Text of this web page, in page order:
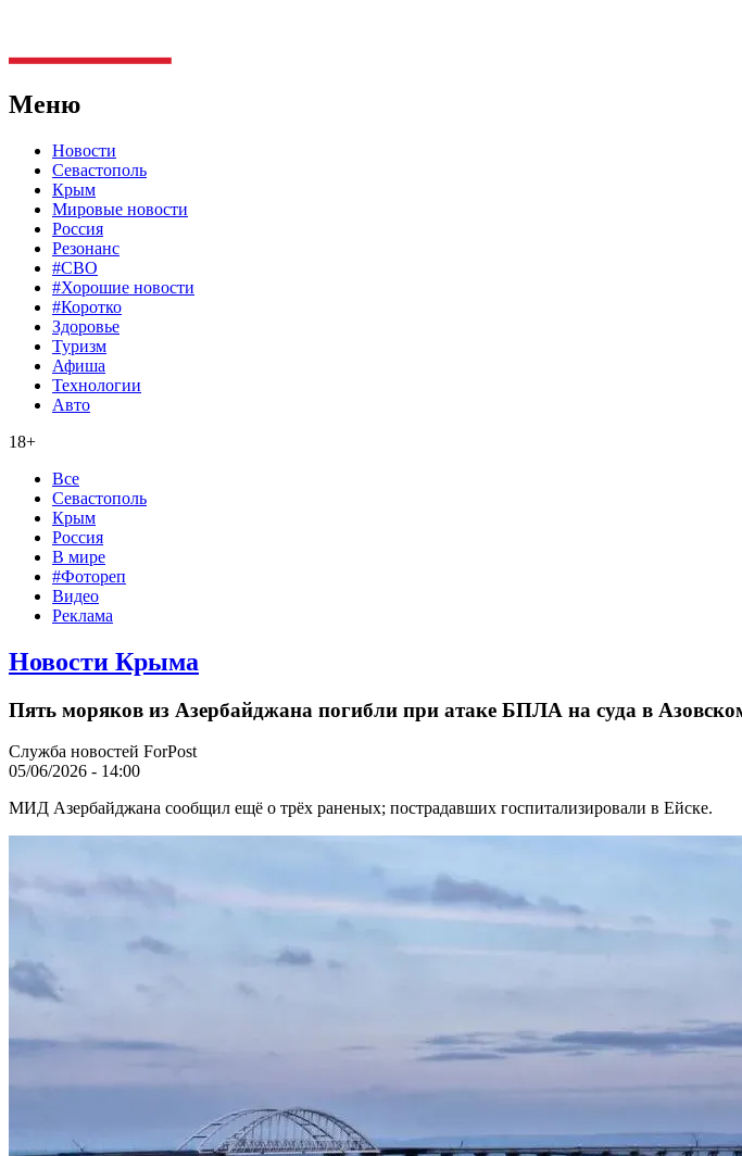
Меню
Новости
Севастополь
Крым
Мировые новости
Россия
Резонанс
#СВО
#Хорошие новости
#Коротко
Здоровье
Туризм
Афиша
Технологии
Авто
18+
Все
Севастополь
Крым
Россия
В мире
#Фотореп
Видео
Реклама
Новости Крыма
Пять моряков из Азербайджана погибли при атаке БПЛА на суда в
Служба новостей ForPost
05/06/2026 - 14:00
МИД Азербайджана сообщил ещё о трёх раненых; пострадавших госпитализировали в Ейске.